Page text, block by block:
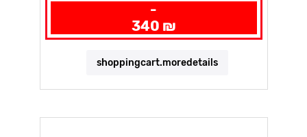
-
340 ₪
shoppingcart.moredetails